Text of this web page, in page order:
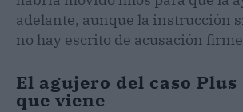
adelante, aunque la instrucción
no hay escrito de acusación
El agujero del caso
que viene